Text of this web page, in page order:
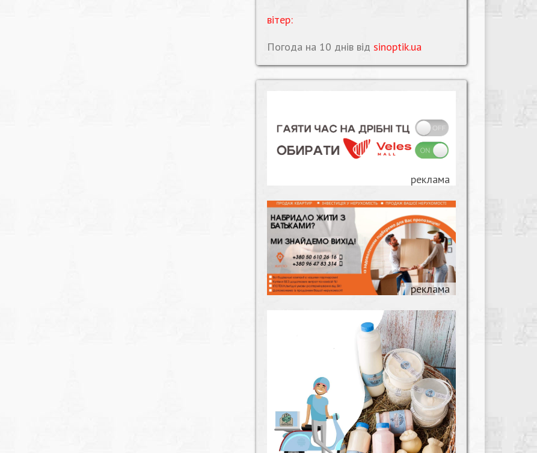
вітер:
Погода на 10 днів від sinoptik.ua